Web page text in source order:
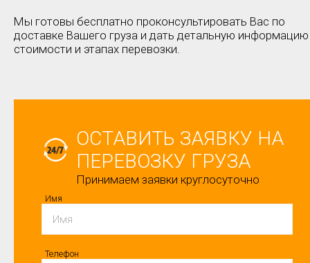
Мы готовы бесплатно проконсультировать Вас по
доставке Вашего груза и дать детальную
стоимости и этапах перевозки.
ОСТАВИТЬ ЗАЯВКУ НА
ПЕРЕВОЗКУ ГРУЗА
Принимаем заявки круглосуточно
Имя
Телефон